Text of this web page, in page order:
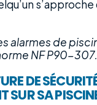
alarmes de
NF P90-307.
DE
SUR SA